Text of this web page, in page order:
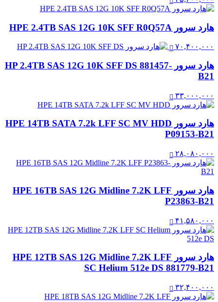
هارد سرور HPE 2.4TB SAS 12G 10K SFF R0Q57A
۷۰,۴۰۰,۰۰۰
هارد سرور HP 2.4TB SAS 12G 10K SFF DS 881457-
B21
۳۳,۰۰۰,۰۰۰
هارد سرور HPE 14TB SATA 7.2k LFF SC MV HDD
P09153-B21
۲۸,۰۸۰,۰۰۰
هارد سرور HPE 16TB SAS 12G Midline 7.2K LFF
P23863-B21
۴۱,۵۸۰,۰۰۰
هارد سرور HPE 12TB SAS 12G Midline 7.2K LFF
SC Helium 512e DS 881779-B21
۳۲,۴۰۰,۰۰۰